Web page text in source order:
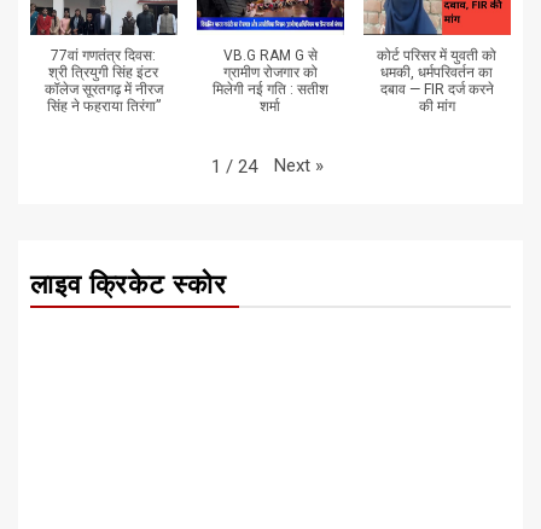
77वां गणतंत्र दिवस:
श्री त्रियुगी सिंह इंटर
कॉलेज सूरतगढ़ में नीरज
सिंह ने फहराया तिरंगा”
VB.G RAM G से
ग्रामीण रोजगार को
मिलेगी नई गति : सतीश
शर्मा
कोर्ट परिसर में युवती को
धमकी, धर्मपरिवर्तन का
दबाव — FIR दर्ज करने
की मांग
1 / 24 Next »
लाइव क्रिकेट स्कोर